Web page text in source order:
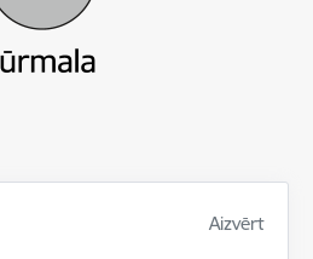
Aizvērt